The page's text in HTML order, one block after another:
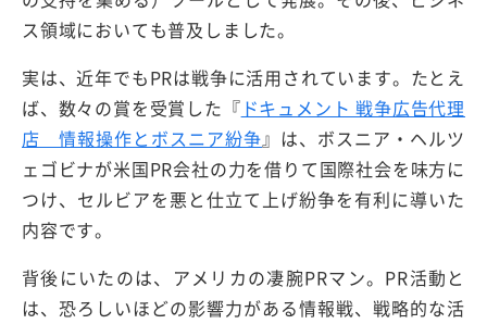
ス領域においても普及しました。
実は、近年でもPRは戦争に活用されています。たとえ
ば、数々の賞を受賞した『 ドキュメント 戦争広告代理
店 情報操作とボスニア紛争』は、ボスニア・ヘルツ
ェゴビナが米国PR会社の力を借りて国際社会を味方に
つけ、セルビアを悪と仕立て上げ紛争を有利に導いた
内容です。
背後にいたのは、アメリカの凄腕PRマン。PR活動と
は、恐ろしいほどの影響力がある情報戦、戦略的な活